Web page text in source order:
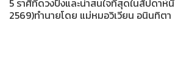
5 ราศีที่ดวงปังและน่าสนใจที่สุดในสัปดาห์
2569)ทำนายโดย แม่หมอวิเวียน อนินทิตา